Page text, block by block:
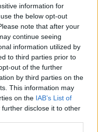
information for
the below opt-out
note that after your
continue seeing
information utilized by
to third parties prior to
out of the further
by third parties on the
This information may
on the IAB’s List of
further disclose it to other
apsemtą
Užlietas